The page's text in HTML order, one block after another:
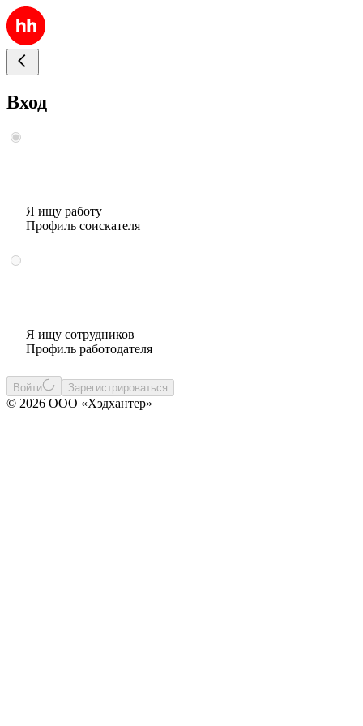
Вход
Я ищу работу
Профиль соискателя
Я ищу сотрудников
Профиль работодателя
Войти Зарегистрироваться
© 2026 ООО «Хэдхантер»